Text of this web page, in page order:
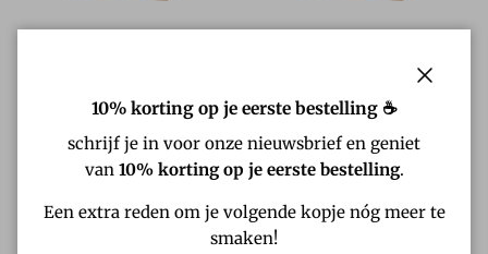
Reguliere prijs
10% korting op je eerste bestelling ☕
schrijf je in voor onze nieuwsbrief en geniet
van 10% korting op je eerste bestelling.
Een extra reden om je volgende kopje nóg meer te
smaken!